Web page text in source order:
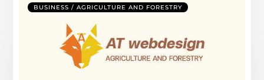
BUSINESS / AGRICULTURE AND FORESTRY